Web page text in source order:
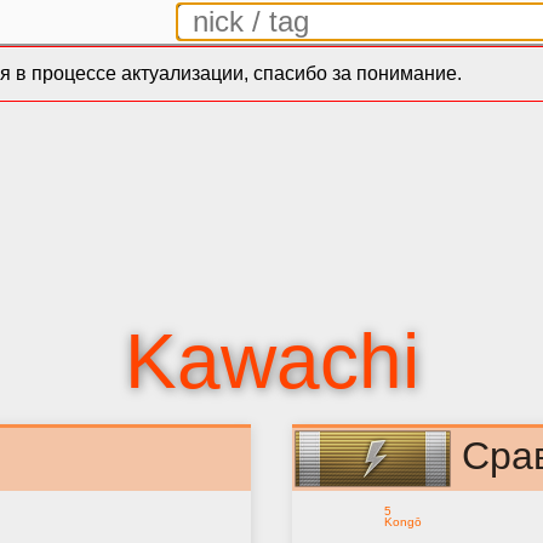
процессе актуализации, спасибо за понимание.
Kawachi
5
Kongō